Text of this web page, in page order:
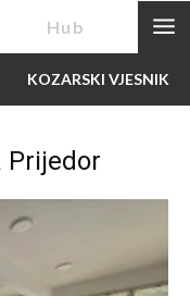
Hub
KOZARSKI VJESNIK
Prijedor